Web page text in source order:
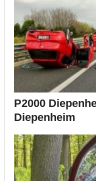
P2000
Diepenheim